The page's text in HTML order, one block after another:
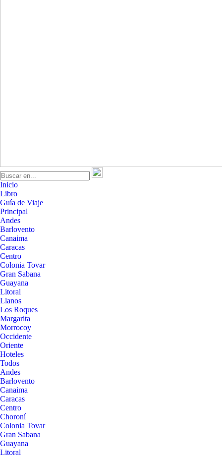
Inicio
Libro
Guía de Viaje
Principal
Andes
Barlovento
Canaima
Caracas
Centro
Colonia Tovar
Gran Sabana
Guayana
Litoral
Llanos
Los Roques
Margarita
Morrocoy
Occidente
Oriente
Hoteles
Todos
Andes
Barlovento
Canaima
Caracas
Centro
Choroní
Colonia Tovar
Gran Sabana
Guayana
Litoral